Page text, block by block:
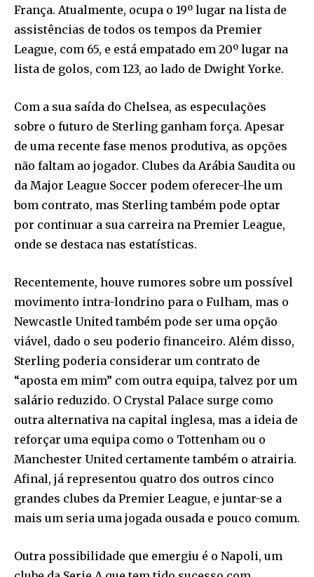
França. Atualmente, ocupa o 19º lugar na lista de
assistências de todos os tempos da Premier
League, com 65, e está empatado em 20º lugar na
lista de golos, com 123, ao lado de Dwight Yorke.
Com a sua saída do Chelsea, as especulações
sobre o futuro de Sterling ganham força. Apesar
de uma recente fase menos produtiva, as opções
não faltam ao jogador. Clubes da Arábia Saudita ou
da Major League Soccer podem oferecer-lhe um
bom contrato, mas Sterling também pode optar
por continuar a sua carreira na Premier League,
onde se destaca nas estatísticas.
Recentemente, houve rumores sobre um possível
movimento intra-londrino para o Fulham, mas o
Newcastle United também pode ser uma opção
viável, dado o seu poderio financeiro. Além disso,
Sterling poderia considerar um contrato de
“aposta em mim” com outra equipa, talvez por um
salário reduzido. O Crystal Palace surge como
outra alternativa na capital inglesa, mas a ideia de
reforçar uma equipa como o Tottenham ou o
Manchester United certamente também o atrairia.
Afinal, já representou quatro dos outros cinco
grandes clubes da Premier League, e juntar-se a
mais um seria uma jogada ousada e pouco comum.
Outra possibilidade que emergiu é o Napoli, um